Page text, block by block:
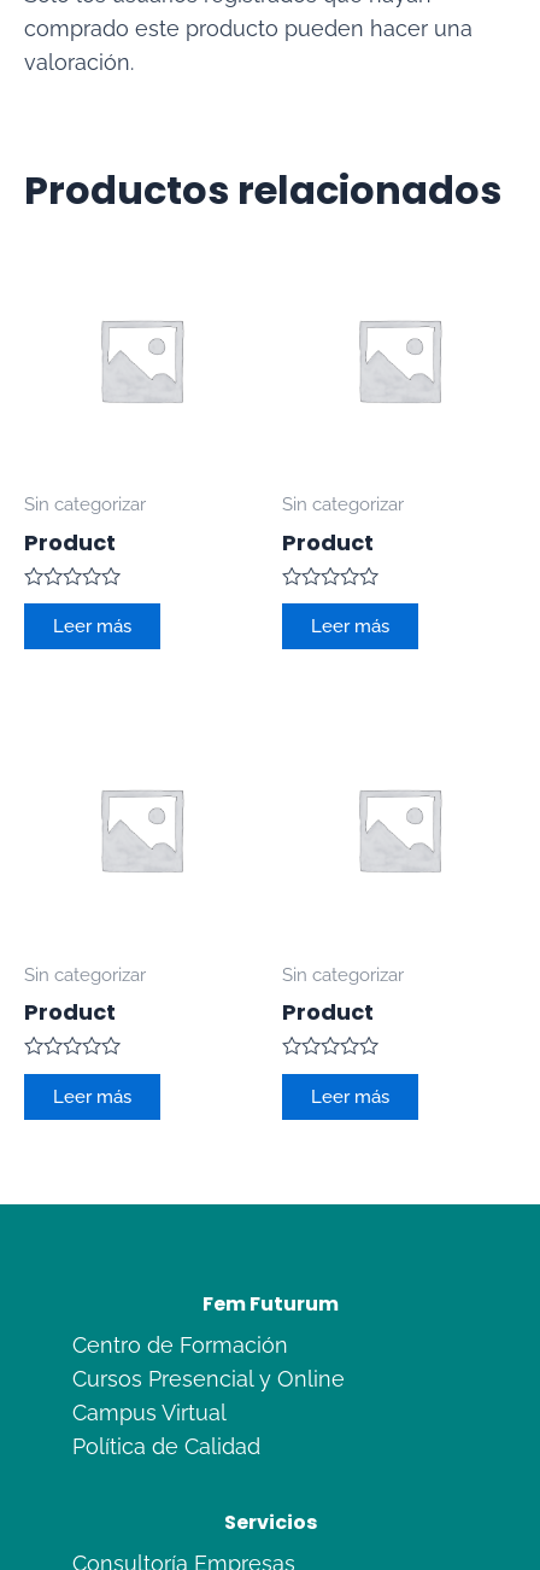
comprado este producto pueden hacer una
valoración.
Productos relacionados
Sin categorizar
Product
Valorado
Leer más
Sin categorizar
Product
Valorado
Leer más
Sin categorizar
Product
Valorado
Leer más
Sin categorizar
Product
Valorado
Leer más
Fem Futurum
Centro de Formación
Cursos Presencial y Online
Campus Virtual
Política de Calidad
Servicios
Consultoría Empresas